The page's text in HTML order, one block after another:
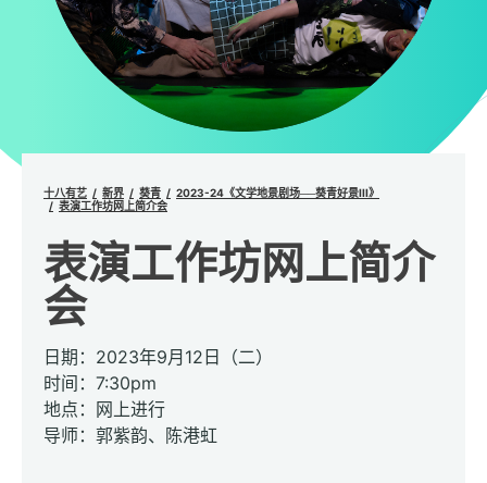
十八有艺 新界 葵青
2023-24《文学地景剧场──葵青好景III》
表演工作坊网上简介会
表演工作坊网上简介
会
日期：2023年9月12日（二）
时间：7:30pm
地点：网上进行
导师：郭紫韵、陈港虹